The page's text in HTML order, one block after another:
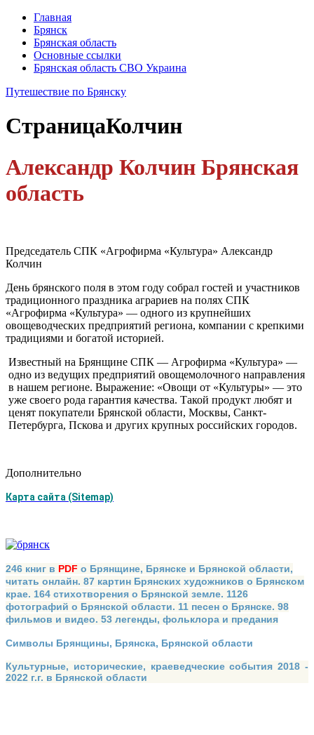
Главная
Брянск
Брянская область
Основные ссылки
Брянская область СВО Украина
Путешествие по Брянску
СтраницаКолчин
Александр Колчин Брянская
область
Председатель СПК «Агрофирма «Культура» Александр
Колчин
День брянского поля в этом году собрал гостей и участников
традиционного праздника аграриев на полях СПК
«Агрофирма «Культура» — одного из крупнейших
овощеводческих предприятий региона, компании с крепкими
традициями и богатой историей.
Известный на Брянщине СПК — Агро­фирма «Культура» —
одно из ведущих пред­приятий овощемолочного направления
в нашем регионе. Выражение: «Овощи от «Культуры» — это
уже своего рода гаран­тия качества. Такой продукт любят и
ценят покупатели Брянской области, Москвы, Санкт-
Петербурга, Пскова и других круп­ных российских городов.
Дополнительно
Карта сайта (Sitemap)
246 книг в PDF о Брянщине, Брянске и Брянской области,
читать онлайн. 87 картин Брянских художников о Брянском
крае. 164 стихотворения о Брянской земле. 1126
фотографий о Брянской области. 11 песен о Брянске. 98
фильмов и видео. 53 легенды, фольклора и предания
Символы Брянщины, Брянска, Брянской области
Культурные, исторические, краеведческие события 2018 -
2022 г.г. в Брянской области